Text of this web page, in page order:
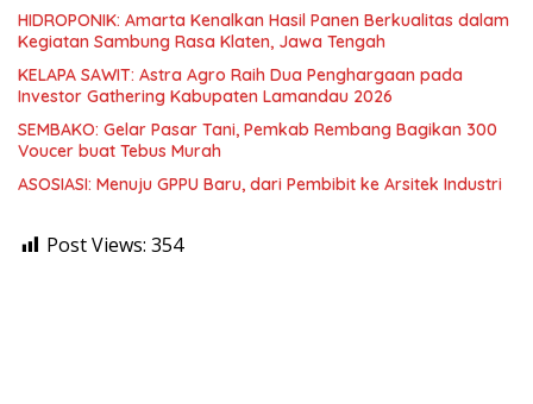
HIDROPONIK: Amarta Kenalkan Hasil Panen Berkualitas dalam
Kegiatan Sambung Rasa Klaten, Jawa Tengah
KELAPA SAWIT: Astra Agro Raih Dua Penghargaan pada
Investor Gathering Kabupaten Lamandau 2026
SEMBAKO: Gelar Pasar Tani, Pemkab Rembang Bagikan 300
Voucer buat Tebus Murah
ASOSIASI: Menuju GPPU Baru, dari Pembibit ke Arsitek Industri
Post Views: 354